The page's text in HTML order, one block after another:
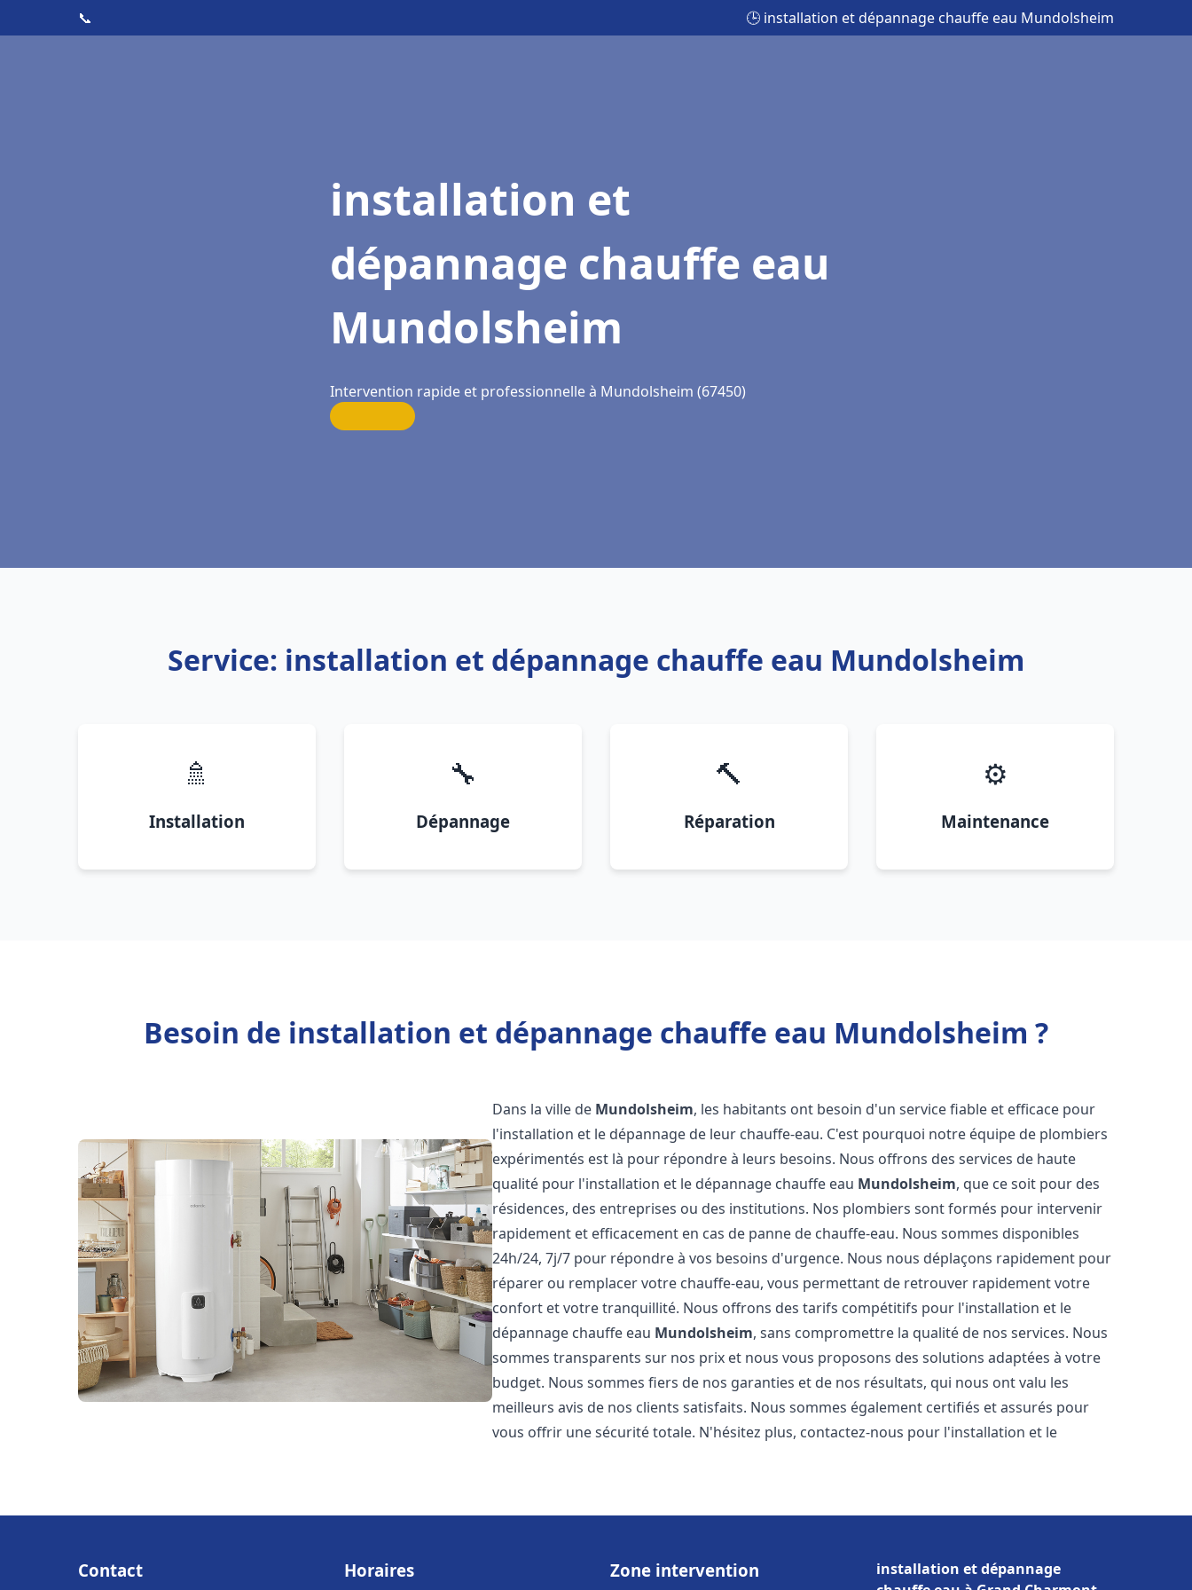
📞 🕒 installation et dépannage chauffe eau Mundolsheim
installation et
dépannage chauffe eau
Mundolsheim
Intervention rapide et professionnelle à Mundolsheim (67450)
Service: installation et dépannage chauffe eau Mundolsheim
🚿
Installation
🔧
Dépannage
🔨
Réparation
⚙️
Maintenance
Besoin de installation et dépannage chauffe eau Mundolsheim ?
Dans la ville de Mundolsheim, les habitants ont besoin d'un service fiable et efficace pour
l'installation et le dépannage de leur chauffe-eau. C'est pourquoi notre équipe de plombiers
expérimentés est là pour répondre à leurs besoins. Nous offrons des services de haute
qualité pour l'installation et le dépannage chauffe eau Mundolsheim, que ce soit pour des
résidences, des entreprises ou des institutions. Nos plombiers sont formés pour intervenir
rapidement et efficacement en cas de panne de chauffe-eau. Nous sommes disponibles
24h/24, 7j/7 pour répondre à vos besoins d'urgence. Nous nous déplaçons rapidement pour
réparer ou remplacer votre chauffe-eau, vous permettant de retrouver rapidement votre
confort et votre tranquillité. Nous offrons des tarifs compétitifs pour l'installation et le
dépannage chauffe eau Mundolsheim, sans compromettre la qualité de nos services. Nous
sommes transparents sur nos prix et nous vous proposons des solutions adaptées à votre
budget. Nous sommes fiers de nos garanties et de nos résultats, qui nous ont valu les
meilleurs avis de nos clients satisfaits. Nous sommes également certifiés et assurés pour
vous offrir une sécurité totale. N'hésitez plus, contactez-nous pour l'installation et le
Contact Horaires Zone intervention
installation et dépannage